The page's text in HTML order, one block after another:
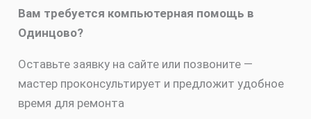
Вам требуется компьютерная помощь в
Одинцово?
Оставьте заявку на сайте или позвоните —
мастер проконсультирует и предложит удобное
время для ремонта